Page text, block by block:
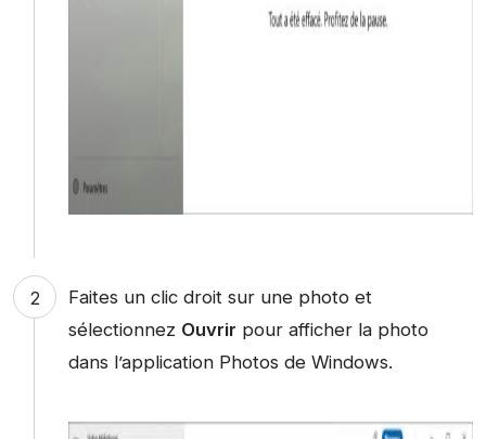
Faites un clic droit sur une photo et
sélectionnez Ouvrir pour afficher la photo
dans l’application Photos de Windows.